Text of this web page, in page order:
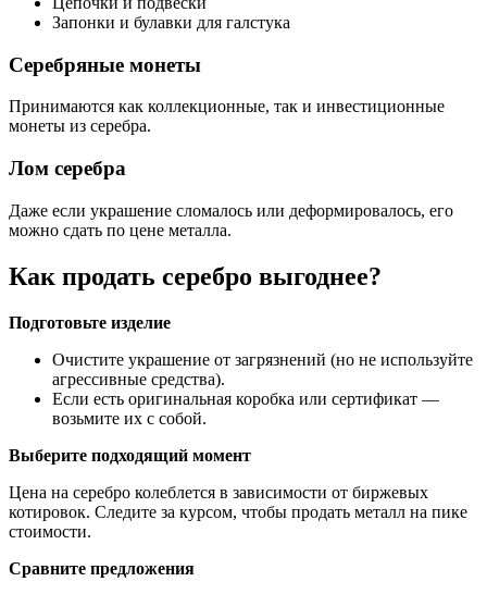
Запонки и булавки для галстука
Серебряные монеты
Принимаются как коллекционные, так и инвестиционные
монеты из серебра.
Лом серебра
Даже если украшение сломалось или деформировалось, его
можно сдать по цене металла.
Как продать серебро выгоднее?
Подготовьте изделие
Очистите украшение от загрязнений (но не используйте
агрессивные средства).
Если есть оригинальная коробка или сертификат —
возьмите их с собой.
Выберите подходящий момент
Цена на серебро колеблется в зависимости от биржевых
котировок. Следите за курсом, чтобы продать металл на пике
стоимости.
Сравните предложения